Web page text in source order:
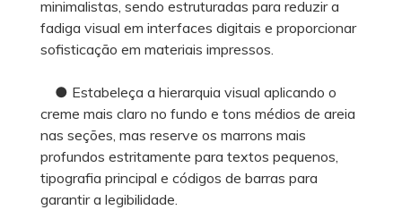
minimalistas, sendo estruturadas para reduzir a
fadiga visual em interfaces digitais e proporcionar
sofisticação em materiais impressos.
● Estabeleça a hierarquia visual aplicando o
creme mais claro no fundo e tons médios de areia
nas seções, mas reserve os marrons mais
profundos estritamente para textos pequenos,
tipografia principal e códigos de barras para
garantir a legibilidade.